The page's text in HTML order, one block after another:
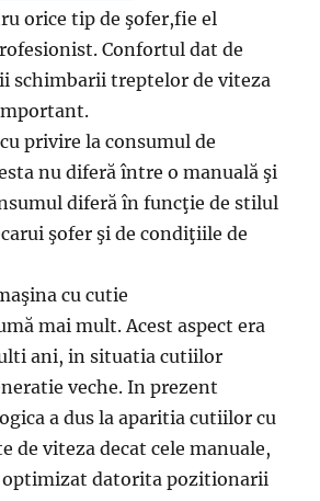
orice tip de şofer,fie el
Confortul dat de
schimbarii treptelor de viteza
privire la consumul de
nu diferă între o manuală şi
diferă în funcţie de stilul
şofer şi de condiţiile de
cu cutie
mai mult. Acest aspect era
ani, in situatia cutiilor
veche. In prezent
a dus la aparitia cutiilor cu
de viteza decat cele manuale,
datorita pozitionarii